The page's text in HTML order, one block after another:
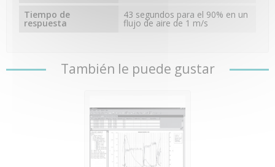
Tiempo de
respuesta
43 segundos para el 90% en un
flujo de aire de 1 m/s
También le puede gustar